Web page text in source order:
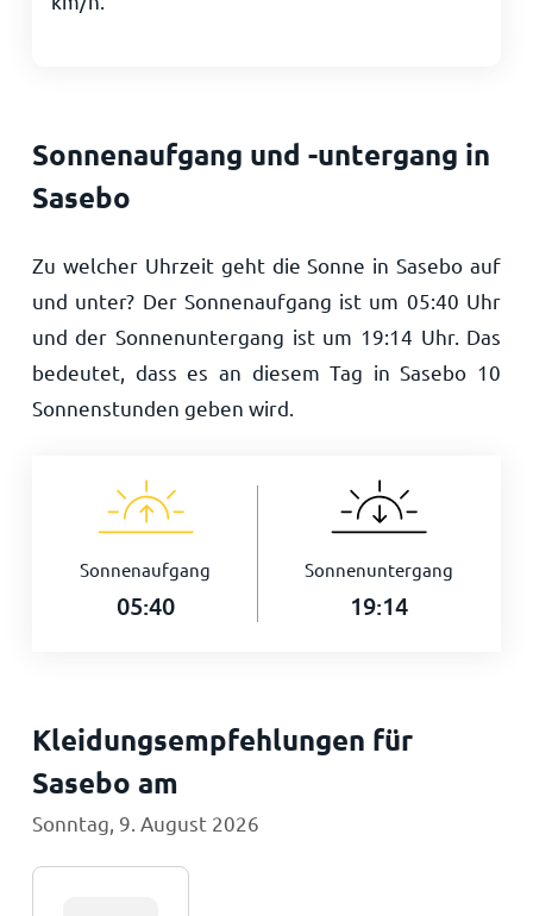
Sonnenaufgang und -untergang in
Sasebo
Zu welcher Uhrzeit geht die Sonne in Sasebo auf
und unter? Der Sonnenaufgang ist um 05:40 Uhr
und der Sonnenuntergang ist um 19:14 Uhr. Das
bedeutet, dass es an diesem Tag in Sasebo 10
Sonnenstunden geben wird.
Sonnenaufgang
05:40
Sonnenuntergang
19:14
Kleidungsempfehlungen für
Sasebo am
Sonntag, 9. August 2026